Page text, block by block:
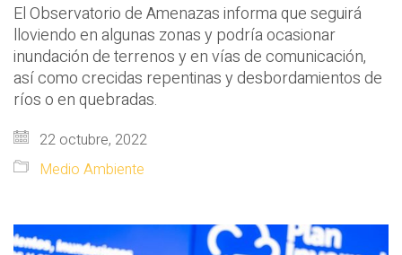
El Observatorio de Amenazas informa que seguirá
lloviendo en algunas zonas y podría ocasionar
inundación de terrenos y en vías de comunicación,
así como crecidas repentinas y desbordamientos de
ríos o en quebradas.
22 octubre, 2022
Medio Ambiente